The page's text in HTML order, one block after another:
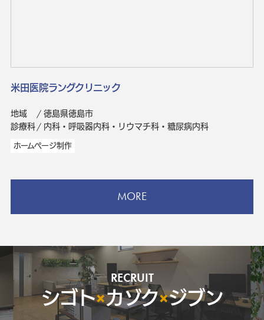
米田医院ラングクリニック
地域
徳島県徳島市
診療科
内科・呼吸器内科・リウマチ科・糖尿病内科
ホームページ制作
MORE
RECRUIT
シゴト×カゾク×ジブン